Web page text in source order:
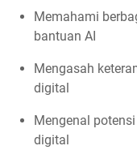
Memahami
bantuan AI
Mengasah
digital
Mengenal
digital